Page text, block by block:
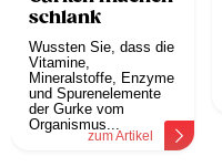
schlank
Wussten Sie, dass die
Vitamine,
Mineralstoffe, Enzyme
und Spurenelemente
der Gurke vom
Organismus...
zum Artikel